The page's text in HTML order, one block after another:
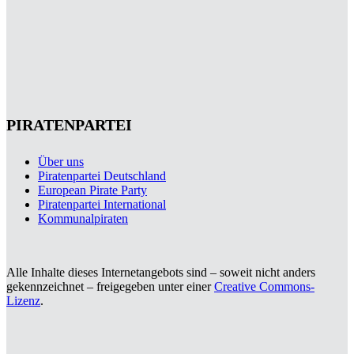
PIRATENPARTEI
Über uns
Piratenpartei Deutschland
European Pirate Party
Piratenpartei International
Kommunalpiraten
Alle Inhalte dieses Internetangebots sind – soweit nicht anders
gekennzeichnet – freigegeben unter einerCreative Commons-
Lizenz.